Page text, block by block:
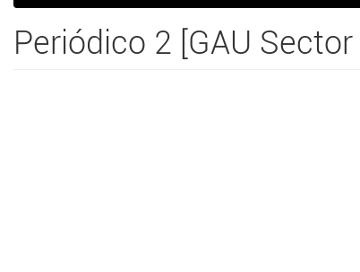
Periódico 2 [GAU